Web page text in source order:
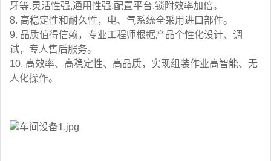
牙等.灵活性强,通用性强,配置平台,锁附效率加倍。
8. 高稳定性和耐久性，电、气系统全采用进口部件。
9. 品质值得信赖，专业工程师根据产品个性化设计、调
试，专人售后服务。
10. 高效率、高稳定性、高品质，实现组装作业高智能、无
人化操作。